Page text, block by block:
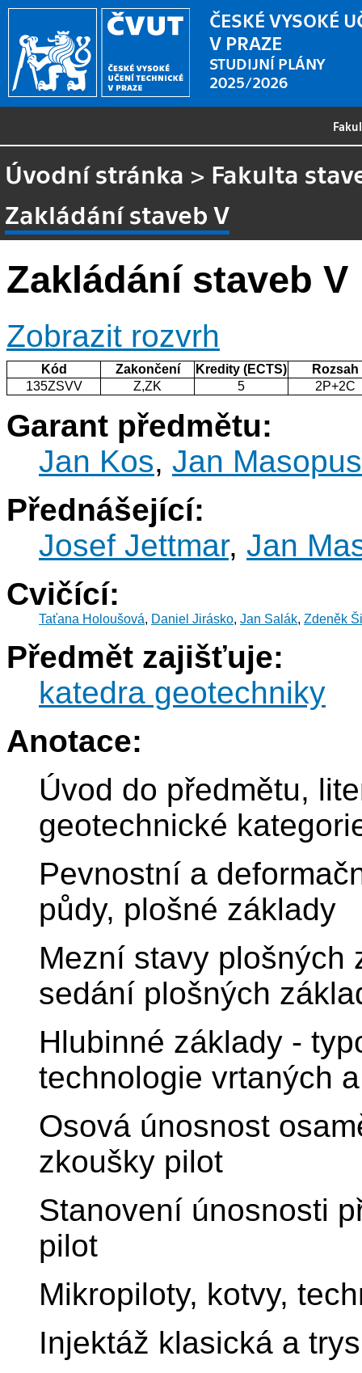
ČESKÉ VYSOKÉ
V PRAZE
STUDIJNÍ PLÁNY
2025/2026
Úvodní stránka > Fakulta
Zakládání staveb V
Zakládání staveb V
Zobrazit rozvrh
Kód Zakončení Kredity (ECTS)
Rozsah
135ZSVV
Z,ZK 5 2P+2C
Garant předmětu:
Jan Kos, Jan
Přednášející:
Josef Jettmar, Jan
Cvičící:
Taťana Holoušová, Daniel Jirásko, Jan Salák, Zdeněk
Předmět zajišťuje:
katedra geotechniky
Anotace:
Úvod do předmětu,
geotechnické
Pevnostní a
půdy, plošné základy
Mezní stavy plošných
sedání plošných
Hlubinné základy -
technologie vrtaných
Osová únosnost
zkoušky pilot
Stanovení únosnosti
pilot
Mikropiloty, kotvy,
Injektáž klasická a